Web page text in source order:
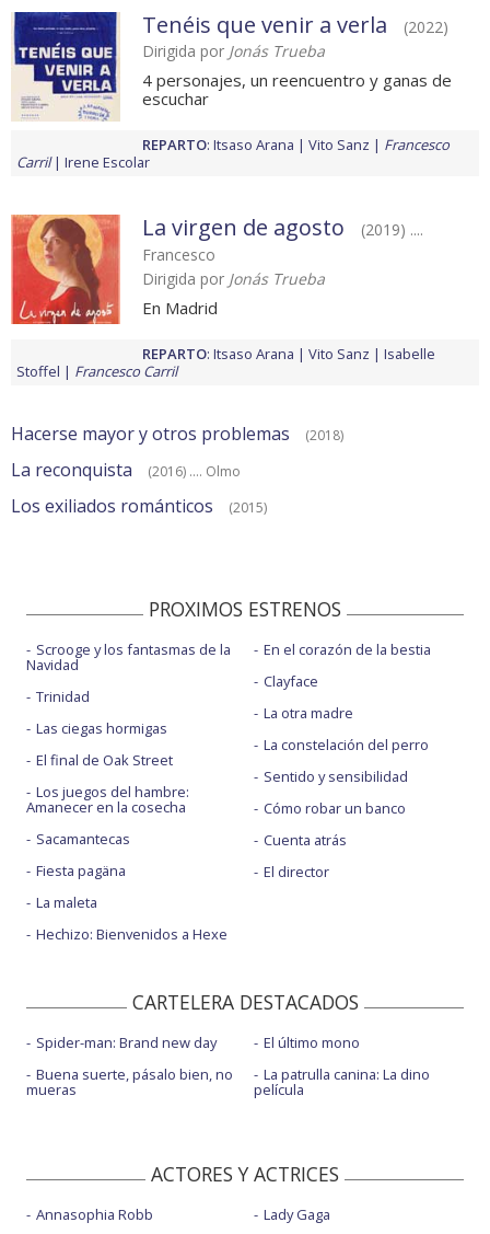
Tenéis que venir a verla
(2022)
Dirigida por Jonás Trueba
4 personajes, un reencuentro y ganas de
escuchar
REPARTO: Itsaso Arana Vito Sanz
Francesco
Carril
Irene Escolar
La virgen de agosto
(2019) ....
Francesco
Dirigida por Jonás Trueba
En Madrid
REPARTO: Itsaso Arana Vito Sanz
Isabelle
Stoffel
Francesco Carril
Hacerse mayor y otros problemas (2018)
La reconquista (2016) .... Olmo
Los exiliados románticos (2015)
PROXIMOS ESTRENOS
Scrooge y los fantasmas de la
Navidad
Trinidad
Las ciegas hormigas
El final de Oak Street
Los juegos del hambre:
Amanecer en la cosecha
Sacamantecas
Fiesta pagäna
La maleta
Hechizo: Bienvenidos a Hexe
En el corazón de la bestia
Clayface
La otra madre
La constelación del perro
Sentido y sensibilidad
Cómo robar un banco
Cuenta atrás
El director
CARTELERA DESTACADOS
Spider-man: Brand new day
Buena suerte, pásalo bien, no
mueras
El último mono
La patrulla canina: La dino
película
ACTORES Y ACTRICES
Annasophia Robb
Lady Gaga